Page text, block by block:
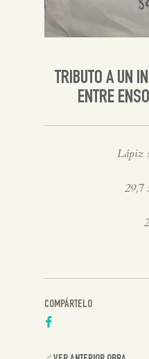
Español
TRIBUTO A UN
ENTRE
Lápiz
29,7
COMPÁRTELO